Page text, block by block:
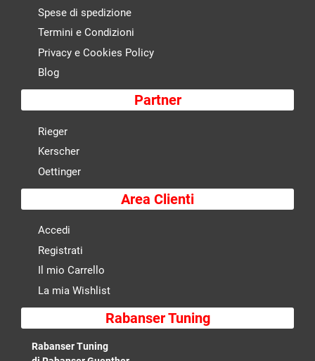
Spese di spedizione
Termini e Condizioni
Privacy e Cookies Policy
Blog
Partner
Rieger
Kerscher
Oettinger
Area Clienti
Accedi
Registrati
Il mio Carrello
La mia Wishlist
Rabanser Tuning
Rabanser Tuning